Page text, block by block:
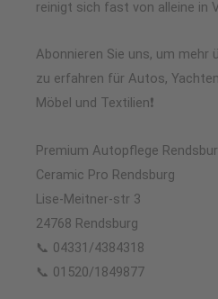
reinigt sich fast von alleine in
Abonnieren Sie uns, um mehr
zu erfahren für Autos,
Möbel und Textilien❗
Premium Autopflege
Ceramic Pro Rendsburg
Lise-Meitner-str 3
24768 Rendsburg
📞 04331/4384318
📞 01520/1849877